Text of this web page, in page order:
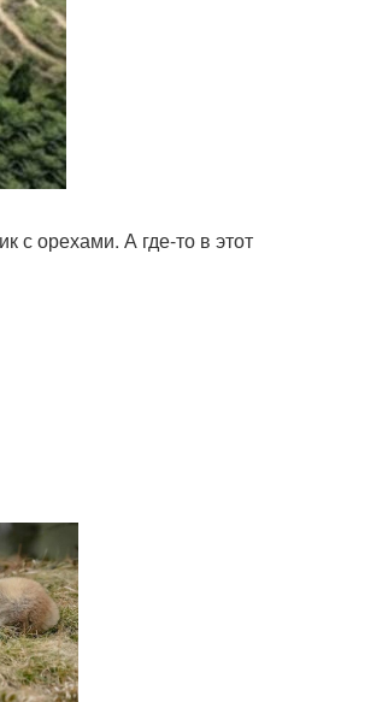
с орехами. А где-то в этот